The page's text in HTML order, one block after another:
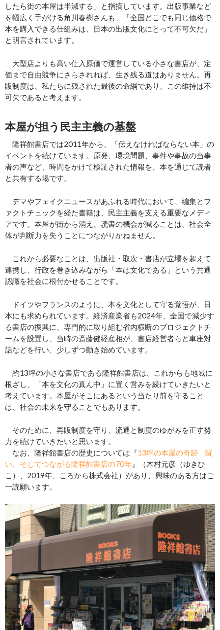
したら街の本屋は半減する」と指摘しています。出版事業など
を幅広く手がける角川春樹さんも、「全国どこでも同じ価格で
本を購入できる仕組みは、日本の出版文化にとって不可欠だ」
と明言されています。
大型店よりも高い仕入原価で運営している小さな書店が、定
価まで自由競争にさらされれば、生き残る道はありません。再
販制度は、私たちに残された最後の命綱であり、この維持は不
可欠であると考えます。
本屋が担う民主主義の基盤
隆祥館書店では2011年から、「伝えなければならない本」の
イベントを続けています。原発、環境問題、事件や事故の当事
者の声など、時間をかけて検証された情報を、本を通じて読者
と共有する場です。
デマやフェイクニュースがあふれる時代において、編集とフ
ァクトチェックを経た書籍は、民主主義を支える重要なメディ
アです。本屋が街から消え、読書の機会が減ることは、社会全
体が判断力を失うことにつながりかねません。
これから必要なことは、出版社・取次・書店が立場を超えて
連携し、行政を巻き込みながら「本は文化である」という共通
認識を社会に根付かせることです。
ドイツやフランスのように、本を文化として守る覚悟が、日
本にも求められています。経済産業省も2024年、全国で減少す
る書店の振興に、専門的に取り組む省内横断のプロジェクトチ
ームを設置し、当時の斎藤健経産相が、書店経営者らと車座対
話などを行い、少しずつ動き始めています。
約13坪の小さな書店である隆祥館書店は、これからも地域に
根ざし、「本を文化の真ん中」に置く営みを続けていきたいと
考えています。本屋がそこにあるという当たり前を守ること
は、社会の未来を守ることでもあります。
そのために、再販制度を守り、流通と制度のゆがみを正す努
力を続けていきたいと思います。
なお、隆祥館書店の歴史については『13坪の本屋の奇跡 闘
い、そしてつながる隆祥館書店の70年 』（木村元彦（ゆきひ
こ）、2019年、ころから株式会社）があり、興味のある方はご
一読願います。